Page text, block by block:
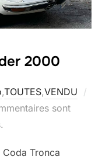
2000
,TOUTES,VENDU
sont
Coda Tronca